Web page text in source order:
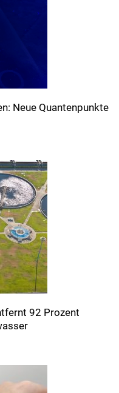
Neue Quantenpunkte
92 Prozent